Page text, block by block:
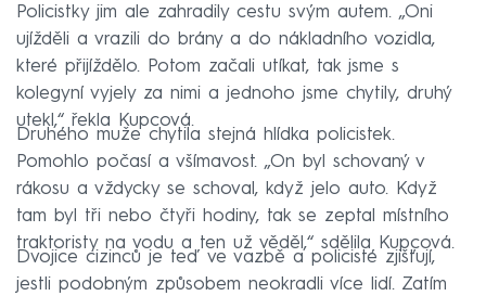
Policistky jim ale zahradily cestu svým autem. „Oni
ujížděli a vrazili do brány a do nákladního vozidla,
které přijíždělo. Potom začali utíkat, tak jsme s
kolegyní vyjely za nimi a jednoho jsme chytily, druhý
utekl,“ řekla Kupcová.
Druhého muže chytila stejná hlídka policistek.
Pomohlo počasí a všímavost. „On byl schovaný v
rákosu a vždycky se schoval, když jelo auto. Když
tam byl tři nebo čtyři hodiny, tak se zeptal místního
traktoristy na vodu a ten už věděl,“ sdělila Kupcová.
Dvojice cizinců je teď ve vazbě a policisté zjišťují,
jestli podobným způsobem neokradli více lidí. Zatím